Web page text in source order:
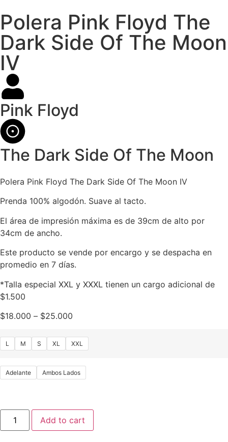
Polera Pink Floyd The
Dark Side Of The Moon
IV
Pink Floyd
The Dark Side Of The Moon
Polera Pink Floyd The Dark Side Of The Moon IV
Prenda 100% algodón. Suave al tacto.
El área de impresión máxima es de 39cm de alto por
34cm de ancho.
Este producto se vende por encargo y se despacha en
promedio en 7 días.
*Talla especial XXL y XXXL tienen un cargo adicional de
$1.500
$18.000 – $25.000
L M S XL XXL
Adelante Ambos Lados
Add to cart